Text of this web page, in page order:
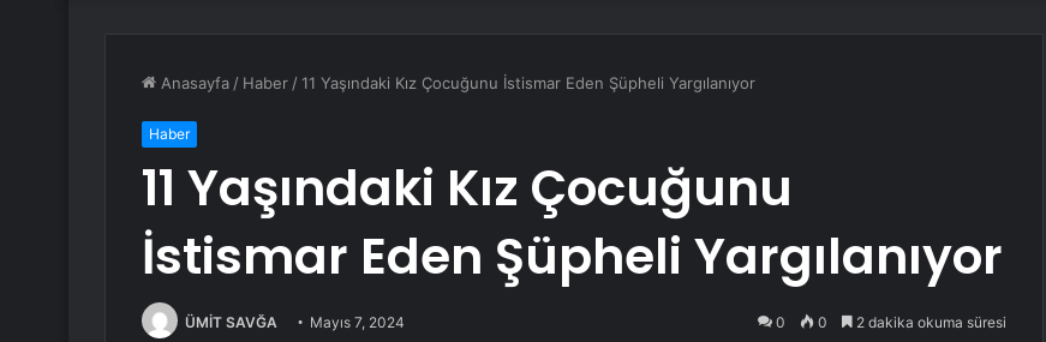
Anasayfa / Haber /11 Yaşındaki Kız Çocuğunu İstismar Eden Şüpheli Yargılanıyor
Haber
11 Yaşındaki Kız Çocuğunu
İstismar Eden Şüpheli Yargılanıyor
ÜMİT SAVĞA Mayıs 7, 2024 0 0 2 dakika okuma süresi